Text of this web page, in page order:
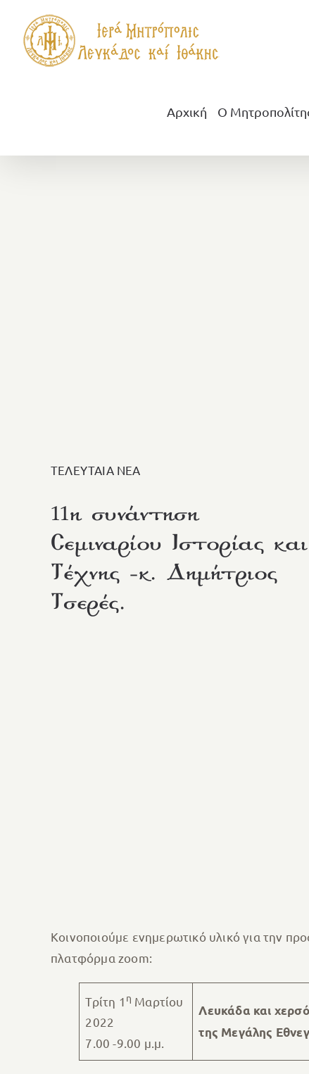
περιεχόμενο
Αρχική Ο
ΤΕΛΕΥΤΑΙΑ ΝΕΑ
11η συνάντηση
Σεμιναρίου Ιστορίας και
Τέχνης -κ. Δημήτριος
Τσερές.
Κοινοποιούμε ενημερωτικό υλικό για την
πλατφόρμα zoom:
Τρίτη 1 η Μαρτίου
2022
7.00 -9.00 μ.μ.
Λευκάδα και
της Μεγάλης